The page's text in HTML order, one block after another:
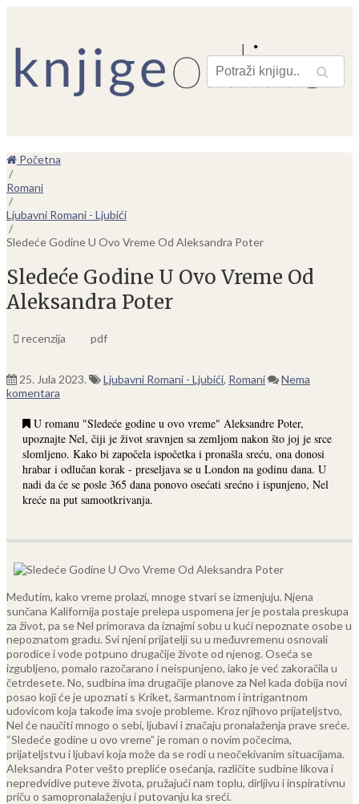
Pretraga
Početna
/
Romani
/
Ljubavni Romani - Ljubići
/
Sledeće Godine U Ovo Vreme Od Aleksandra Poter
Sledeće Godine U Ovo Vreme Od
Aleksandra Poter
recenzija pdf
25. Jula 2023. Ljubavni Romani - Ljubići, Romani
Nema
komentara
U romanu "Sledeće godine u ovo vreme" Aleksandre Poter,
upoznajte Nel, čiji je život sravnjen sa zemljom nakon što joj je srce
slomljeno. Kako bi započela ispočetka i pronašla sreću, ona donosi
hrabar i odlučan korak - preseljava se u London na godinu dana. U
nadi da će se posle 365 dana ponovo osećati srećno i ispunjeno, Nel
kreće na put samootkrivanja.
Međutim, kako vreme prolazi, mnoge stvari se izmenjuju. Njena
sunčana Kalifornija postaje prelepa uspomena jer je postala preskupa
za život, pa se Nel primorava da iznajmi sobu u kući nepoznate osobe u
nepoznatom gradu. Svi njeni prijatelji su u međuvremenu osnovali
porodice i vode potpuno drugačije živote od njenog. Oseća se
izgubljeno, pomalo razočarano i neispunjeno, iako je već zakoračila u
četrdesete. No, sudbina ima drugačije planove za Nel kada dobija novi
posao koji će je upoznati s Kriket, šarmantnom i intrigantnom
udovicom koja takođe ima svoje probleme. Kroz njihovo prijateljstvo,
Nel će naučiti mnogo o sebi, ljubavi i značaju pronalaženja prave sreće.
“Sledeće godine u ovo vreme” je roman o novim počecima,
prijateljstvu i ljubavi koja može da se rodi u neočekivanim situacijama.
Aleksandra Poter vešto prepliće osećanja, različite sudbine likova i
nepredvidive puteve života, pružajući nam toplu, dirljivu i inspirativnu
priču o samopronalaženju i putovanju ka sreći.